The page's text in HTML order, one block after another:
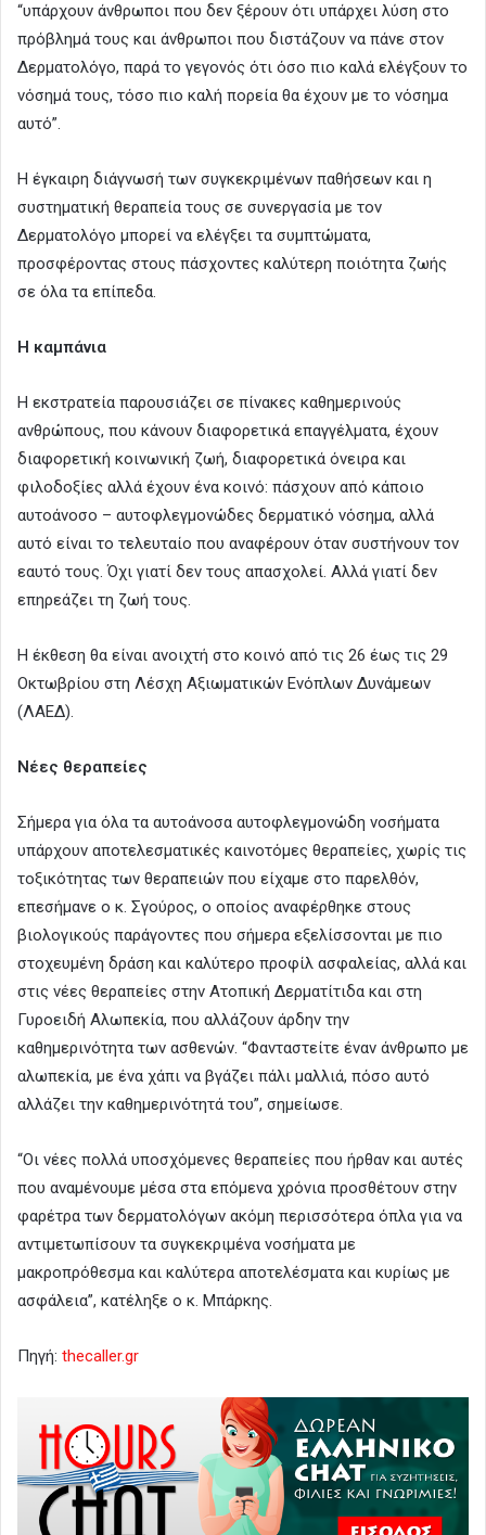
“υπάρχουν άνθρωποι που δεν ξέρουν ότι υπάρχει λύση στο
πρόβλημά τους και άνθρωποι που διστάζουν να πάνε στον
Δερματολόγο, παρά το γεγονός ότι όσο πιο καλά ελέγξουν το
νόσημά τους, τόσο πιο καλή πορεία θα έχουν με το νόσημα
αυτό”.
Η έγκαιρη διάγνωσή των συγκεκριμένων παθήσεων και η
συστηματική θεραπεία τους σε συνεργασία με τον
Δερματολόγο μπορεί να ελέγξει τα συμπτώματα,
προσφέροντας στους πάσχοντες καλύτερη ποιότητα ζωής
σε όλα τα επίπεδα.
Η καμπάνια
Η εκστρατεία παρουσιάζει σε πίνακες καθημερινούς
ανθρώπους, που κάνουν διαφορετικά επαγγέλματα, έχουν
διαφορετική κοινωνική ζωή, διαφορετικά όνειρα και
φιλοδοξίες αλλά έχουν ένα κοινό: πάσχουν από κάποιο
αυτοάνοσο – αυτοφλεγμονώδες δερματικό νόσημα, αλλά
αυτό είναι το τελευταίο που αναφέρουν όταν συστήνουν τον
εαυτό τους. Όχι γιατί δεν τους απασχολεί. Αλλά γιατί δεν
επηρεάζει τη ζωή τους.
Η έκθεση θα είναι ανοιχτή στο κοινό από τις 26 έως τις 29
Οκτωβρίου στη Λέσχη Αξιωματικών Ενόπλων Δυνάμεων
(ΛΑΕΔ).
Νέες θεραπείες
Σήμερα για όλα τα αυτοάνοσα αυτοφλεγμονώδη νοσήματα
υπάρχουν αποτελεσματικές καινοτόμες θεραπείες, χωρίς τις
τοξικότητας των θεραπειών που είχαμε στο παρελθόν,
επεσήμανε ο κ. Σγούρος, ο οποίος αναφέρθηκε στους
βιολογικούς παράγοντες που σήμερα εξελίσσονται με πιο
στοχευμένη δράση και καλύτερο προφίλ ασφαλείας, αλλά και
στις νέες θεραπείες στην Ατοπική Δερματίτιδα και στη
Γυροειδή Αλωπεκία, που αλλάζουν άρδην την
καθημερινότητα των ασθενών. “Φανταστείτε έναν άνθρωπο με
αλωπεκία, με ένα χάπι να βγάζει πάλι μαλλιά, πόσο αυτό
αλλάζει την καθημερινότητά του”, σημείωσε.
“Οι νέες πολλά υποσχόμενες θεραπείες που ήρθαν και αυτές
που αναμένουμε μέσα στα επόμενα χρόνια προσθέτουν στην
φαρέτρα των δερματολόγων ακόμη περισσότερα όπλα για να
αντιμετωπίσουν τα συγκεκριμένα νοσήματα με
μακροπρόθεσμα και καλύτερα αποτελέσματα και κυρίως με
ασφάλεια”, κατέληξε ο κ. Μπάρκης.
Πηγή: thecaller.gr